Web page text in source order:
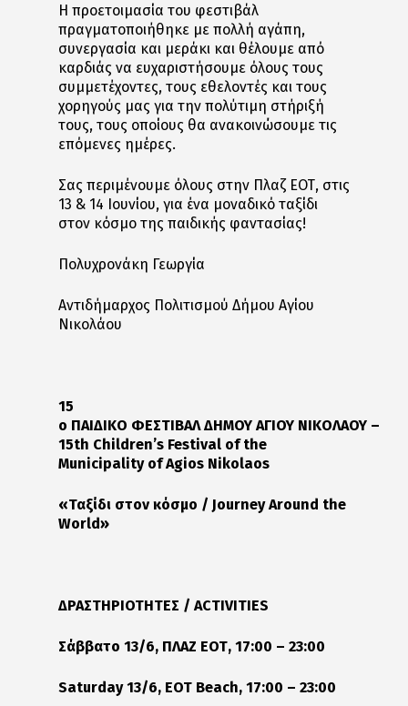
Η προετοιμασία του φεστιβάλ
πραγματοποιήθηκε με πολλή αγάπη,
συνεργασία και μεράκι και θέλουμε από
καρδιάς να ευχαριστήσουμε όλους τους
συμμετέχοντες, τους εθελοντές και τους
χορηγούς μας για την πολύτιμη στήριξή
τους, τους οποίους θα ανακοινώσουμε τις
επόμενες ημέρες.
Σας περιμένουμε όλους στην Πλαζ ΕΟΤ, στις
13 & 14 Ιουνίου, για ένα μοναδικό ταξίδι
στον κόσμο της παιδικής φαντασίας!
Πολυχρονάκη Γεωργία
Αντιδήμαρχος Πολιτισμού Δήμου Αγίου
Νικολάου
15
ο ΠΑΙΔΙΚΟ ΦΕΣΤΙΒΑΛ ΔΗΜΟΥ ΑΓΙΟΥ ΝΙΚΟΛΑΟΥ –
15th Children’s Festival of the
Municipality of Agios Nikolaos
«Ταξίδι στον κόσμο / Journey Around the
World»
ΔΡΑΣΤΗΡΙΟΤΗΤΕΣ / ACTIVITIES
Σάββατο 13/6, ΠΛΑΖ ΕΟΤ, 17:00 – 23:00
Saturday 13/6, EOT Beach, 17:00 – 23:00